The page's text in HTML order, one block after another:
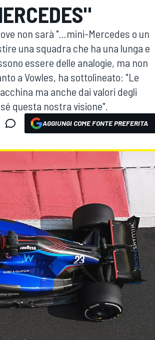
non sarà "...mini-Mercedes o un
una squadra che ha una lunga e
essere delle analogie, ma non
a Vowles, ha sottolineato: "Le
ma anche dai valori degli
questa nostra visione".
AGGIUNGI COME FONTE PREFERITA